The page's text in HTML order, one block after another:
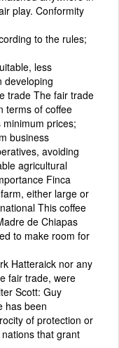
play. Conformity
to the rules;
less
developing
trade The fair trade
terms of coffee
prices;
business
avoiding
agricultural
Finca
either large or
This coffee
de Chiapas
to make room for
Hatteraick nor any
fair trade, were
Scott: Guy
has been
of protection or
that grant